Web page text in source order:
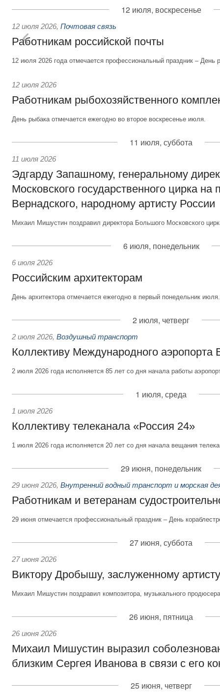
12 июля, воскресенье
12 июля 2026, Почтовая связь
Работникам российской почты
12 июля 2026 года отмечается профессиональный праздник – День
12 июля 2026
Работникам рыбохозяйственного
День рыбака отмечается ежегодно во второе воскресенье июля.
11 июля, суббота
11 июля 2026
Эдгарду Запашному, генеральному
Московского государственного цирка на
Вернадского, народному артисту России
Михаил Мишустин поздравил директора Большого Московского
6 июля, понедельник
6 июля 2026
Российским архитекторам
День архитектора отмечается ежегодно в первый понедельник июля.
2 июля, четверг
2 июля 2026, Воздушный транспорт
Коллективу Международного аэропорта
2 июля 2026 года исполняется 85 лет со дня начала работы
1 июля, среда
1 июля 2026
Коллективу телеканала «Россия 24»
1 июля 2026 года исполняется 20 лет со дня начала вещания
29 июня, понедельник
29 июня 2026, Внутренний водный транспорт и морская
Работникам и ветеранам
29 июня отмечается профессиональный праздник – День
27 июня, суббота
27 июня 2026
Виктору Дробышу, заслуженному
Михаил Мишустин поздравил композитора, музыкального
26 июня, пятница
26 июня 2026
Михаил Мишустин выразил
близким Сергея Иванова в связи с его
25 июня, четверг